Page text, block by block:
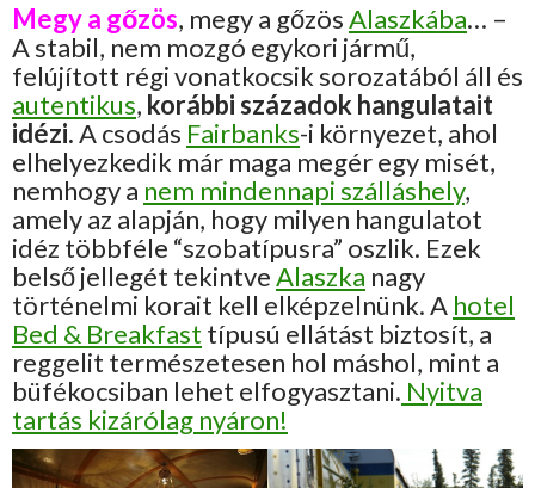
Megy a gőzös, megy a gőzösAlaszkába… –
A stabil, nem mozgó egykori jármű,
felújított régi vonatkocsik sorozatából áll és
autentikus, korábbi századok hangulatait
idézi.A csodás Fairbanks-i környezet, ahol
elhelyezkedik már maga megér egy misét,
nemhogy a nem mindennapi szálláshely,
amely az alapján, hogy milyen hangulatot
idéz többféle “szobatípusra” oszlik. Ezek
belső jellegét tekintveAlaszka nagy
történelmi korait kell elképzelnünk. A hotel
Bed & Breakfast típusú ellátást biztosít, a
reggelit természetesen hol máshol, mint a
büfékocsiban lehet elfogyasztani. Nyitva
tartás kizárólag nyáron!